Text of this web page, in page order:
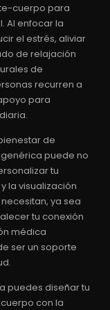
cuerpo para
Al enfocar la
el estrés, aliviar
de relajación
de
recurren a
para
de
puede no
tu
la visualización
ya sea
tu conexión
médica
ser un soporte
puedes diseñar tu
con la